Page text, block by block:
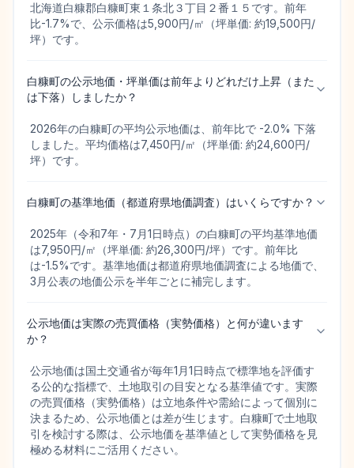
北海道白糠郡白糠町東１条北３丁目２番１５です。前年
比-1.7%で、公示価格は5,900円/㎡（坪単価: 約19,500円/
坪）です。
白糠町の公示地価・坪単価は前年よりどれだけ上昇（また
は下落）しましたか？
2026年の白糠町の平均公示地価は、前年比で -2.0% 下落
しました。平均価格は7,450円/㎡（坪単価: 約24,600円/
坪）です。
白糠町の基準地価（都道府県地価調査）はいくらですか？
2025年（令和7年・7月1日時点）の白糠町の平均基準地価
は7,950円/㎡（坪単価: 約26,300円/坪）です。前年比
は-1.5%です。基準地価は都道府県地価調査による地価で、
3月公表の地価公示を半年ごとに補完します。
公示地価は実際の売買価格（実勢価格）と何が違います
か？
公示地価は国土交通省が毎年1月1日時点で標準地を評価す
る公的な指標で、土地取引の目安となる基準値です。実際
の売買価格（実勢価格）は立地条件や需給によって個別に
決まるため、公示地価とは差が生じます。白糠町で土地取
引を検討する際は、公示地価を基準値として実勢価格を見
極める材料にご活用ください。